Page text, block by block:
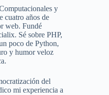
y
cuatro años de
web. Fundé
Sé sobre PHP,
poco de Python,
y humor veloz
del
mi experiencia a